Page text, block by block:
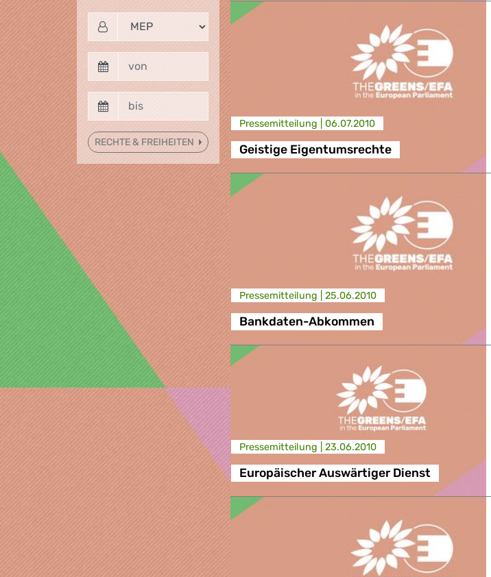
RECHTE & FREIHEITEN
Presse­mitteilung | 06.07.2010
Geistige Eigentumsrechte
Presse­mitteilung | 25.06.2010
Bankdaten-Abkommen
Presse­mitteilung | 23.06.2010
Europäischer Auswärtiger Dienst